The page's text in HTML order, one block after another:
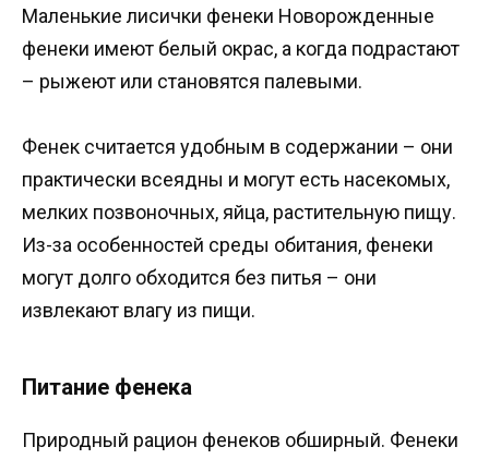
Маленькие лисички фенеки Новорожденные
фенеки имеют белый окраc, а когда подрастают
– рыжеют или становятся палевыми.
Фенек считается удобным в содержании – они
практически всеядны и могут есть насекомых,
мелких позвоночных, яйца, растительную пищу.
Из-за особенностей среды обитания, фенеки
могут долго обходится без питья – они
извлекают влагу из пищи.
Питание фенека
Природный рацион фенеков обширный. Фенеки